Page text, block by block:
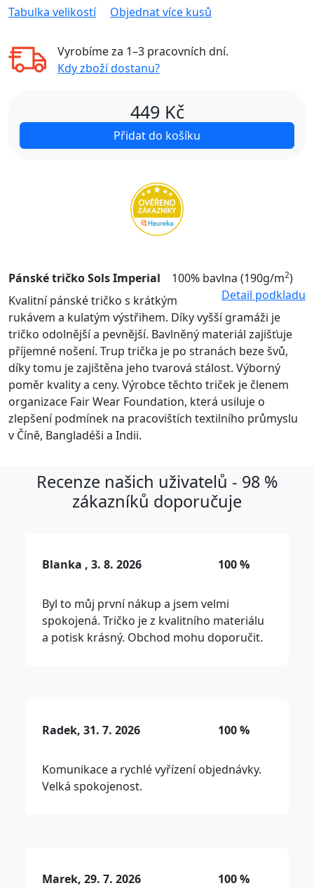
Tabulka velikostí Objednat více kusů
Vyrobíme za 1–3 pracovních dní.
Kdy zboží dostanu?
449 Kč
Přidat do košíku
Pánské tričko Sols Imperial 100% bavlna (190g/m2)
Detail podkladu
Kvalitní pánské tričko s krátkým
rukávem a kulatým výstřihem. Díky vyšší gramáži je
tričko odolnější a pevnější. Bavlněný materiál zajišťuje
příjemné nošení. Trup trička je po stranách beze švů,
díky tomu je zajištěna jeho tvarová stálost. Výborný
poměr kvality a ceny. Výrobce těchto triček je členem
organizace Fair Wear Foundation, která usiluje o
zlepšení podmínek na pracovištích textilního průmyslu
v Číně, Bangladéši a Indii.
Recenze našich uživatelů - 98 %
zákazníků doporučuje
Blanka , 3. 8. 2026 100 %
Byl to můj první nákup a jsem velmi
spokojená. Tričko je z kvalitního materiálu
a potisk krásný. Obchod mohu doporučit.
Radek, 31. 7. 2026 100 %
Komunikace a rychlé vyřízení objednávky.
Velká spokojenost.
Marek, 29. 7. 2026 100 %